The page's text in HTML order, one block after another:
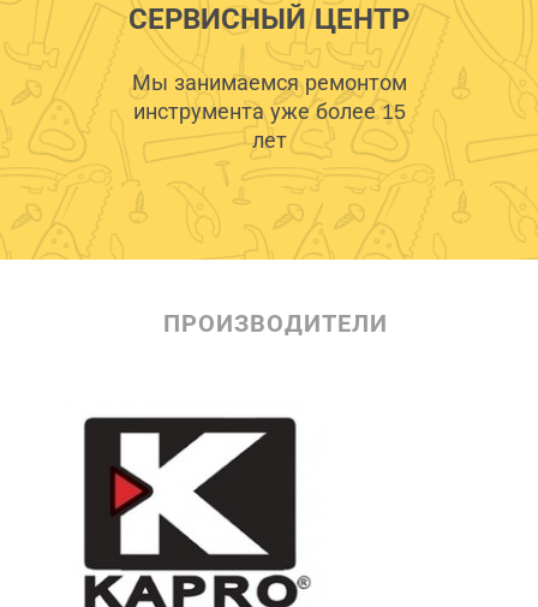
СЕРВИСНЫЙ ЦЕНТР
Мы занимаемся ремонтом
инструмента уже более 15
лет
ПРОИЗВОДИТЕЛИ